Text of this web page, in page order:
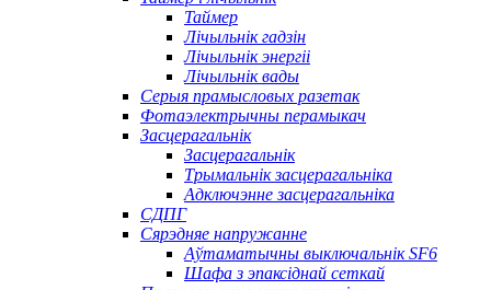
Таймер
Лічыльнік гадзін
Лічыльнік энергіі
Лічыльнік вады
Серыя прамысловых разетак
Фотаэлектрычны перамыкач
Засцерагальнік
Засцерагальнік
Трымальнік засцерагальніка
Адключэнне засцерагальніка
СДПГ
Сярэдняе напружанне
Аўтаматычны выключальнік SF6
Шафа з эпаксіднай сеткай